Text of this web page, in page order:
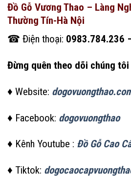
Đồ Gỗ Vương Thao – Làng
Thường Tín-Hà Nội
☎ Điện thoại: 0983.784.236
Đừng quên theo dõi chúng tôi
♦ Website:
♦ Facebook: dogovuongthao
♦ Kênh Youtube : Đồ Gỗ Cao
♦ Tiktok: